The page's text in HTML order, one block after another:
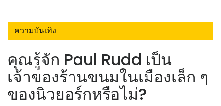
ความบันเทิง
คุณรู้จัก Paul Rudd เป็น
เจ้าของร้านขนมในเมืองเล็ก ๆ
ของนิวยอร์กหรือไม่?